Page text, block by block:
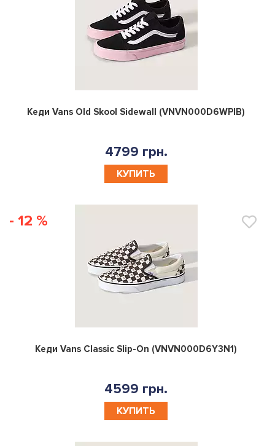
0
Кеди Vans Old Skool Sidewall (VNVN000D6WPIB)
4799 грн.
КУПИТЬ
- 12 %
0
Кеди Vans Classic Slip-On (VNVN000D6Y3N1)
4599 грн.
КУПИТЬ